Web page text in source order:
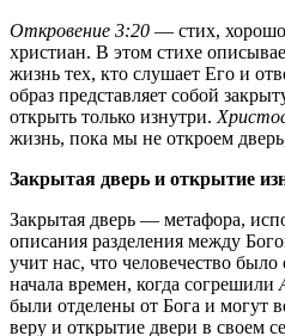
Откровение 3:20 — стих,
христиан. В этом стихе
жизнь тех, кто слушает Его и
образ представляет собой
открыть только изнутри.
жизнь, пока мы не откроем
Закрытая дверь и открытие
Закрытая дверь — метафора,
описания разделения между
учит нас, что человечество было
начала времен, когда согрешили
были отделены от Бога и могут
веру и открытие двери в своем